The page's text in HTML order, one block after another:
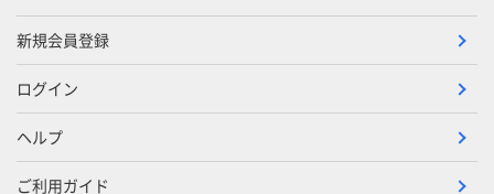
新規会員登録
ログイン
ヘルプ
ご利用ガイド